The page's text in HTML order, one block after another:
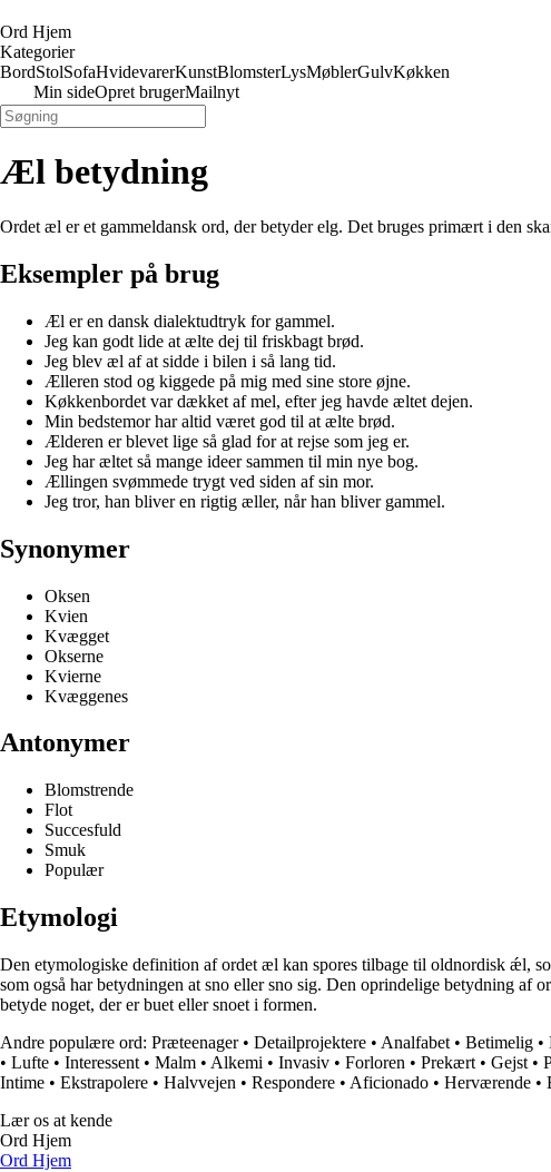
Ord Hjem
Kategorier
BordStolSofaHvidevarerKunstBlomsterLysMøblerGulvKøkken
Min sideOpret brugerMailnyt
Æl betydning
Ordet æl er et gammeldansk ord, der betyder elg. Det bruges primært i den
Eksempler på brug
Æl er en dansk dialektudtryk for gammel.
Jeg kan godt lide at ælte dej til friskbagt brød.
Jeg blev æl af at sidde i bilen i så lang tid.
Ælleren stod og kiggede på mig med sine store øjne.
Køkkenbordet var dækket af mel, efter jeg havde æltet dejen.
Min bedstemor har altid været god til at ælte brød.
Ælderen er blevet lige så glad for at rejse som jeg er.
Jeg har æltet så mange ideer sammen til min nye bog.
Ællingen svømmede trygt ved siden af sin mor.
Jeg tror, han bliver en rigtig æller, når han bliver gammel.
Synonymer
Oksen
Kvien
Kvægget
Okserne
Kvierne
Kvæggenes
Antonymer
Blomstrende
Flot
Succesfuld
Smuk
Populær
Etymologi
Den etymologiske definition af ordet æl kan spores tilbage til oldnordisk ǽl,
som også har betydningen at sno eller sno sig. Den oprindelige betydning af
betyde noget, der er buet eller snoet i formen.
Andre populære ord: Præteenager• Detailprojektere • Analfabet • Betimelig •
• Lufte • Interessent • Malm • Alkemi • Invasiv • Forloren • Prekært • Gejst •
Intime • Ekstrapolere • Halvvejen • Respondere • Aficionado • Herværende •
Lær os at kende
Ord Hjem
Ord Hjem